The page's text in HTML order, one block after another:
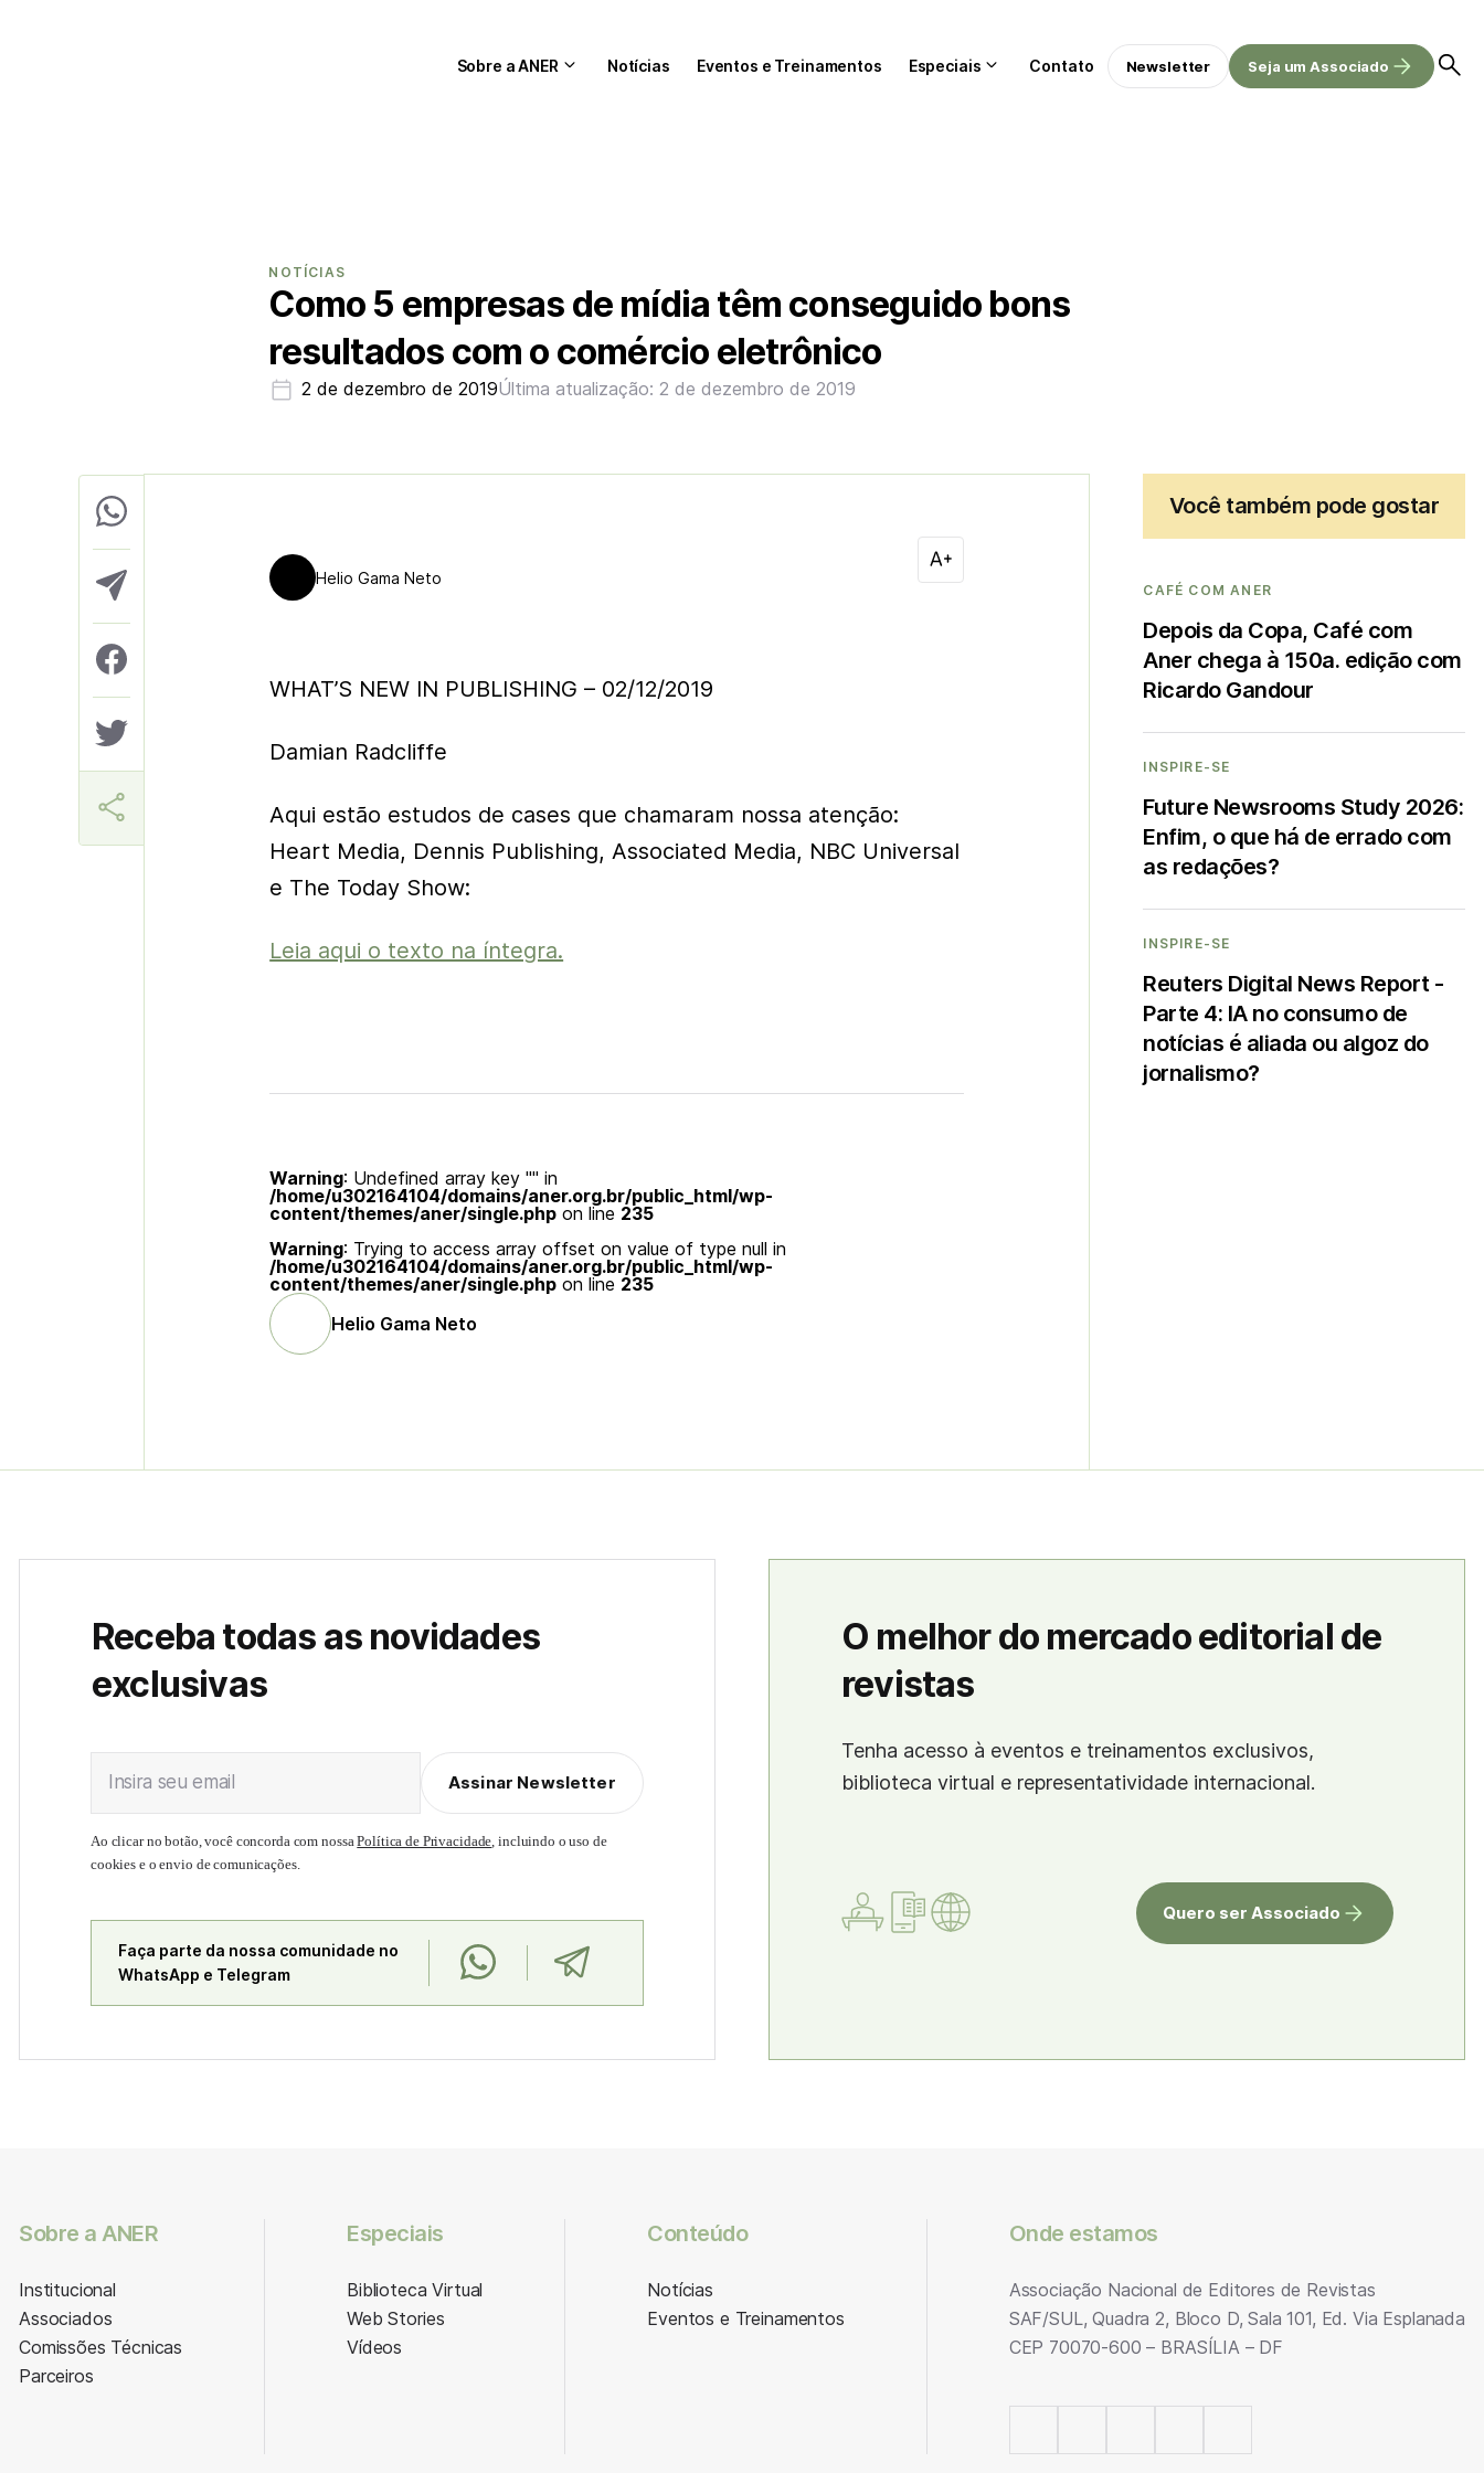
Sobre a ANER Notícias Eventos e Treinamentos Especiais Contato Newsletter Seja um Associado
NOTÍCIAS
Como 5 empresas de mídia têm conseguido bons
resultados com o comércio eletrônico
2 de dezembro de 2019Última atualização: 2 de dezembro de 2019
Helio Gama Neto
WHAT’S NEW IN PUBLISHING – 02/12/2019
Damian Radcliffe
Aqui estão estudos de cases que chamaram nossa atenção:
Heart Media, Dennis Publishing, Associated Media, NBC Universal
e The Today Show:
Leia aqui o texto na íntegra.
Warning: Undefined array key "" in
/home/u302164104/domains/aner.org.br/public_html/wp-
content/themes/aner/single.php on line 235
Warning: Trying to access array offset on value of type null in
/home/u302164104/domains/aner.org.br/public_html/wp-
content/themes/aner/single.php on line 235
Helio Gama Neto
Você também pode gostar
CAFÉ COM ANER
Depois da Copa, Café com
Aner chega à 150a. edição com
Ricardo Gandour
INSPIRE-SE
Future Newsrooms Study 2026:
Enfim, o que há de errado com
as redações?
INSPIRE-SE
Reuters Digital News Report -
Parte 4: IA no consumo de
notícias é aliada ou algoz do
jornalismo?
Receba todas as novidades
exclusivas
Insira seu email Assinar Newsletter
Ao clicar no botão, você concorda com nossaPolítica de Privacidade, incluindo o uso de
cookies e o envio de comunicações.
Faça parte da nossa comunidade no
WhatsApp e Telegram
O melhor do mercado editorial de
revistas
Tenha acesso à eventos e treinamentos exclusivos,
biblioteca virtual e representatividade internacional.
Quero ser Associado
Sobre a ANER
Institucional
Associados
Comissões Técnicas
Parceiros
Especiais
Biblioteca Virtual
Web Stories
Vídeos
Conteúdo
Notícias
Eventos e Treinamentos
Onde estamos
Associação Nacional de Editores de Revistas
SAF/SUL, Quadra 2, Bloco D, Sala 101, Ed. Via Esplanada
CEP 70070-600 – BRASÍLIA – DF